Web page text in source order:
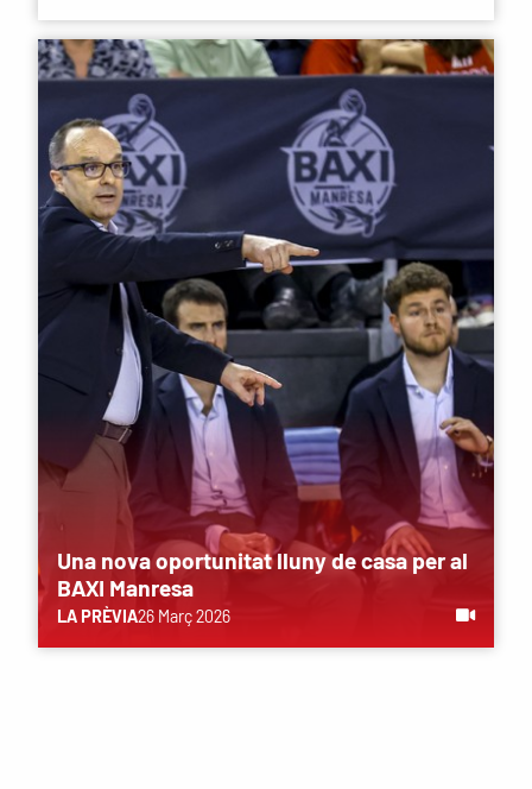
Una nova oportunitat lluny de casa per al
BAXI Manresa
LA PRÈVIA26 Març 2026